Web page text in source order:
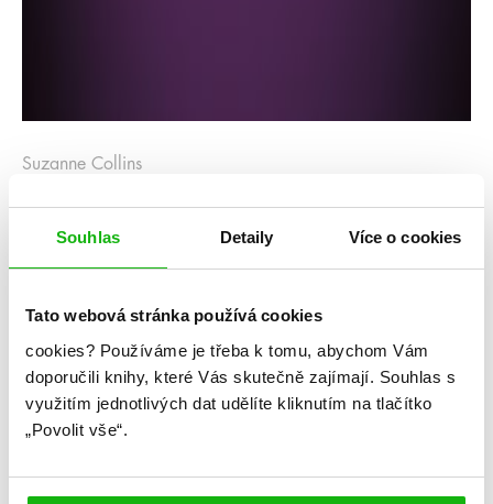
Souhlas Detaily Více o cookies
Tato webová stránka používá cookies
cookies? Používáme je třeba k tomu, abychom Vám
doporučili knihy, které Vás skutečně zajímají. Souhlas s
využitím jednotlivých dat udělíte kliknutím na tlačítko
„Povolit vše“.
Série: Hunger Games
Úsvit sklizně
Suzanne Collins
#hungergames #suzannecollins
Když přijdete o všechno, co máte rádi, za co vám